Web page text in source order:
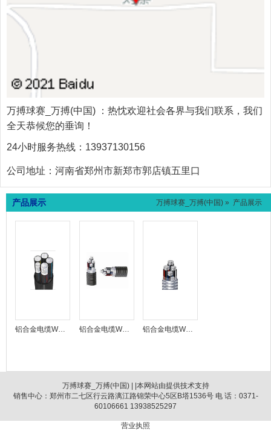
万搏球赛_万搏(中国)
：热忱欢迎社会各界与我们联系，我们
全天恭候您的垂询！
24小时服务热线： 13937130156
公司地址： 河南省郑州市新郑市郭店镇五里口
产品展示 万搏球赛_万搏(中国) » 产品展示
铝合金电缆WDZC-YJLHY 铝合金电缆WDZB-YJLH83 铝合金电缆WDZA-YJLH80
万搏球赛_万搏(中国)
| |本网站由提供技术支持
销售中心：郑州市二七区行云路漓江路锦荣中心5区B塔1536号 电 话：0371-
60106661 13938525297
营业执照